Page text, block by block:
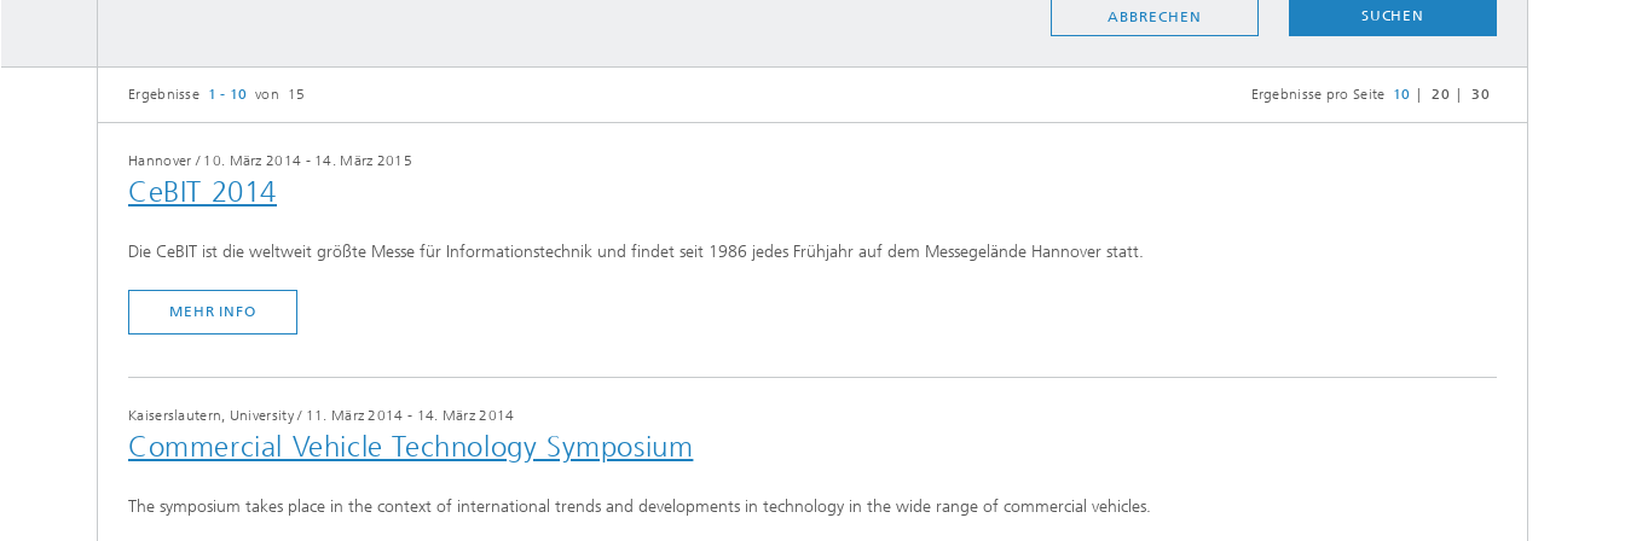
KI-Lösungen für Digitalisierung und
Nachhaltigkeit
KI-Anwendungen für die Industrie
mit wenig Daten
Energie und Versorgung
Anomaliedetektion
Finanz- und
Quantencomputing im Bereich
»Analytics und Computing«
Investmentmanagement und -
Seismische Datenverarbeitung
Datenanalyse und Künstliche
Skalierbare parallele
Programmierung
Gitterfreie Methoden
Zerstörungsfreie Prüfung
Materialanalyse
3D Mikro- und Mesodruck
Technische Textilien und Vliesstoffe
ABBRECHEN SUCHEN
Ergebnisse 1 - 10 von 15 Ergebnisse pro Seite 10 20 30
Hannover / 10. März 2014 - 14. März 2015
CeBIT 2014
Die CeBIT ist die weltweit größte Messe für Informationstechnik und findet seit 1986 jedes Frühjahr auf dem Messegelände Hannover statt.
MEHR INFO
Kaiserslautern, University/ 11. März 2014 - 14. März 2014
Commercial Vehicle Technology Symposium
The symposium takes place in the context of international trends and developments in technology in the wide range of commercial vehicles.